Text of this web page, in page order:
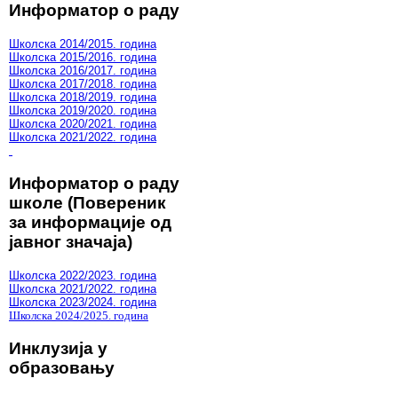
Информатор о раду
Школска 2014/2015. година
Школска 2015/2016. година
Школска 2016/2017. година
Школска 2017/2018. година
Школска 2018/2019. година
Школска 2019/2020. година
Школска 2020/2021. година
Школска 2021/2022. година
Информатор о раду
школе (Повереник
за информације од
јавног значаја)
Школска 2022/2023. година
Школска 2021/2022. година
Школска 2023/2024. година
Школска 2024/2025. година
Инклузија у
образовању